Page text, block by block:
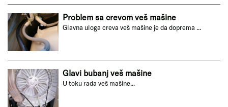
Problem sa crevom veš mašine
Glavna uloga creva veš mašine je da doprema ...
Glavi bubanj veš mašine
U toku rada veš mašine...